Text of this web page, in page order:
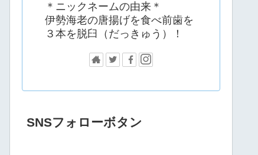
＊ニックネームの由来＊
伊勢海老の唐揚げを食べ前歯を
３本を脱臼（だっきゅう）！
SNSフォローボタン